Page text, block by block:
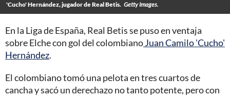
'Cucho' Hernández, jugador de Real Betis. Getty Images.
En la Liga de España, Real Betis se puso en ventaja
sobre Elche con gol del colombianoJuan Camilo 'Cucho'
Hernández.
El colombiano tomó una pelota en tres cuartos de
cancha y sacó un derechazo no tanto potente, pero con